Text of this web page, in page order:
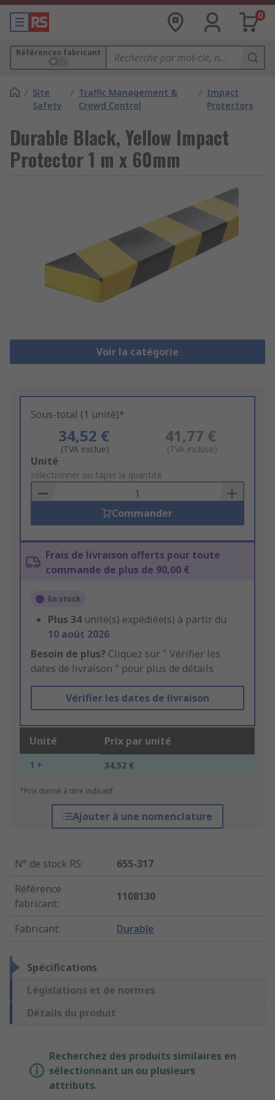
0
Références fabricant
/ Site
Safety
/ Traffic Management &
Crowd Control
/ Impact
Protectors
Durable Black, Yellow Impact
Protector 1 m x 60mm
Voir la catégorie
Sous-total (1 unité)*
34,52 €
(TVA exclue)
41,77 €
(TVA incluse)
Add
to
Basket
Unité
sélectionner ou taper la quantité
Commander
Frais de livraison offerts pour toute
commande de plus de 90,00 €
En stock
Plus 34 unité(s) expédiée(s) à partir du
10 août 2026
Besoin de plus? Cliquez sur " Vérifier les
dates de livraison " pour plus de détails
Vérifier les dates de livraison
Unité Prix par unité
1 + 34,52 €
*Prix donné à titre indicatif
Ajouter à une nomenclature
N° de stock RS:
655-317
Référence
fabricant:
1108130
Fabricant: Durable
Spécifications
Législations et de normes
Détails du produit
Recherchez des produits similaires en
sélectionnant un ou plusieurs
attributs.